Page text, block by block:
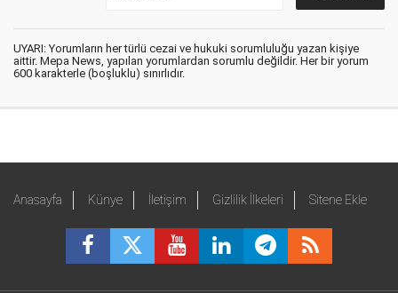
UYARI: Yorumların her türlü cezai ve hukuki sorumluluğu yazan kişiye
aittir. Mepa News, yapılan yorumlardan sorumlu değildir. Her bir yorum
600 karakterle (boşluklu) sınırlıdır.
Anasayfa Künye İletişim Gizlilik İlkeleri Sitene Ekle